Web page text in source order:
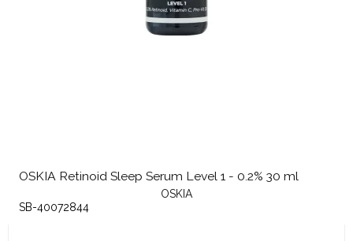
OSKIA Retinoid Sleep Serum Level 1 - 0.2% 30 ml
OSKIA
SB-40072844